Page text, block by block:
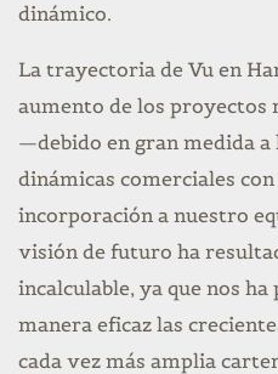
dinámico.
La trayectoria de Vu en
aumento de los proyectos
—debido en gran medida a
dinámicas comerciales
incorporación a nuestro
visión de futuro ha
incalculable, ya que nos
manera eficaz las
cada vez más amplia